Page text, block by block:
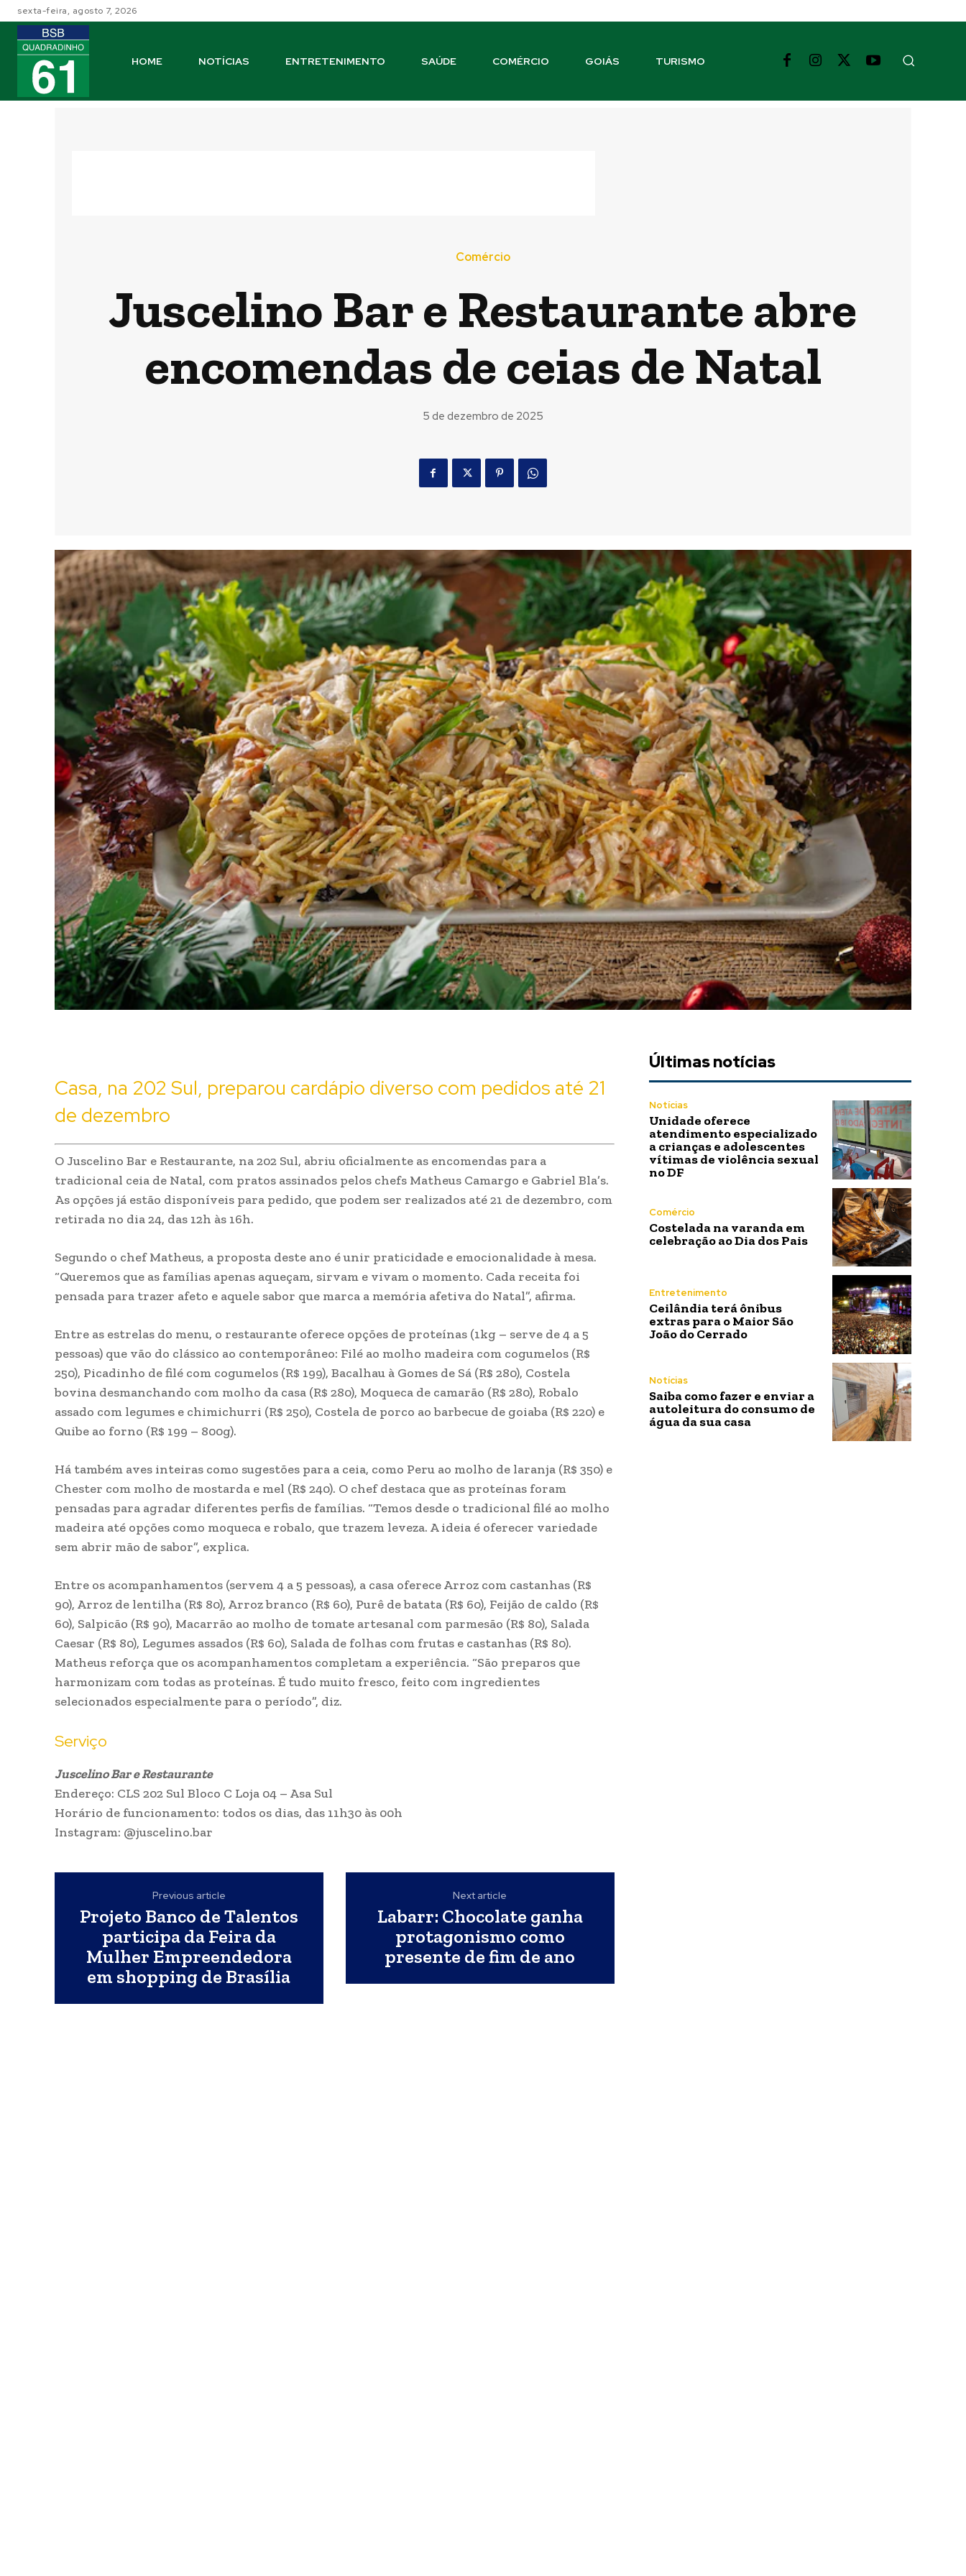
sexta-feira, agosto 7, 2026
HOME NOTÍCIAS ENTRETENIMENTO SAÚDE COMÉRCIO GOIÁS TURISMO
Comércio
Juscelino Bar e Restaurante abre
encomendas de ceias de Natal
5 de dezembro de 2025
Casa, na 202 Sul, preparou cardápio diverso com pedidos até 21
de dezembro
O Juscelino Bar e Restaurante, na 202 Sul, abriu oficialmente as encomendas para a
tradicional ceia de Natal, com pratos assinados pelos chefs Matheus Camargo e Gabriel Bla’s.
As opções já estão disponíveis para pedido, que podem ser realizados até 21 de dezembro, com
retirada no dia 24, das 12h às 16h.
Segundo o chef Matheus, a proposta deste ano é unir praticidade e emocionalidade à mesa.
“Queremos que as famílias apenas aqueçam, sirvam e vivam o momento. Cada receita foi
pensada para trazer afeto e aquele sabor que marca a memória afetiva do Natal”, afirma.
Entre as estrelas do menu, o restaurante oferece opções de proteínas (1kg – serve de 4 a 5
pessoas) que vão do clássico ao contemporâneo: Filé ao molho madeira com cogumelos (R$
250), Picadinho de filé com cogumelos (R$ 199), Bacalhau à Gomes de Sá (R$ 280), Costela
bovina desmanchando com molho da casa (R$ 280), Moqueca de camarão (R$ 280), Robalo
assado com legumes e chimichurri (R$ 250), Costela de porco ao barbecue de goiaba (R$ 220) e
Quibe ao forno (R$ 199 – 800g).
Há também aves inteiras como sugestões para a ceia, como Peru ao molho de laranja (R$ 350) e
Chester com molho de mostarda e mel (R$ 240). O chef destaca que as proteínas foram
pensadas para agradar diferentes perfis de famílias. “Temos desde o tradicional filé ao molho
madeira até opções como moqueca e robalo, que trazem leveza. A ideia é oferecer variedade
sem abrir mão de sabor”, explica.
Entre os acompanhamentos (servem 4 a 5 pessoas), a casa oferece Arroz com castanhas (R$
90), Arroz de lentilha (R$ 80), Arroz branco (R$ 60), Purê de batata (R$ 60), Feijão de caldo (R$
60), Salpicão (R$ 90), Macarrão ao molho de tomate artesanal com parmesão (R$ 80), Salada
Caesar (R$ 80), Legumes assados (R$ 60), Salada de folhas com frutas e castanhas (R$ 80).
Matheus reforça que os acompanhamentos completam a experiência. “São preparos que
harmonizam com todas as proteínas. É tudo muito fresco, feito com ingredientes
selecionados especialmente para o período”, diz.
Serviço
Juscelino Bar e Restaurante
Endereço: CLS 202 Sul Bloco C Loja 04 – Asa Sul
Horário de funcionamento: todos os dias, das 11h30 às 00h
Instagram: @juscelino.bar
Previous article
Projeto Banco de Talentos
participa da Feira da
Mulher Empreendedora
em shopping de Brasília
Next article
Labarr: Chocolate ganha
protagonismo como
presente de fim de ano
Últimas notícias
Notícias
Unidade oferece
atendimento especializado
a crianças e adolescentes
vítimas de violência sexual
no DF
Comércio
Costelada na varanda em
celebração ao Dia dos Pais
Entretenimento
Ceilândia terá ônibus
extras para o Maior São
João do Cerrado
Notícias
Saiba como fazer e enviar a
autoleitura do consumo de
água da sua casa